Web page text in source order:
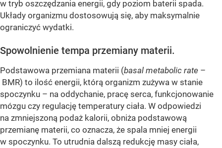
w tryb oszczędzania energii, gdy poziom baterii spada.
Układy organizmu dostosowują się, aby maksymalnie
ograniczyć wydatki.
Spowolnienie tempa przemiany materii.
Podstawowa przemiana materii (basal metabolic rate –
BMR) to ilość energii, którą organizm zużywa w stanie
spoczynku – na oddychanie, pracę serca, funkcjonowanie
mózgu czy regulację temperatury ciała. W odpowiedzi
na zmniejszoną podaż kalorii, obniża podstawową
przemianę materii, co oznacza, że spala mniej energii
w spoczynku. To utrudnia dalszą redukcję masy ciała,